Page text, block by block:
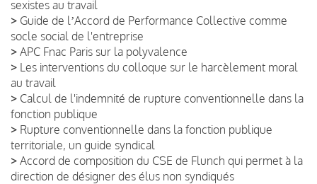
sexistes au travail
> Guide de lʼAccord de Performance Collective comme
socle social de l'entreprise
> APC Fnac Paris sur la polyvalence
> Les interventions du colloque sur le harcèlement moral
au travail
> Calcul de l'indemnité de rupture conventionnelle dans la
fonction publique
> Rupture conventionnelle dans la fonction publique
territoriale, un guide syndical
> Accord de composition du CSE de Flunch qui permet à la
direction de désigner des élus non syndiqués